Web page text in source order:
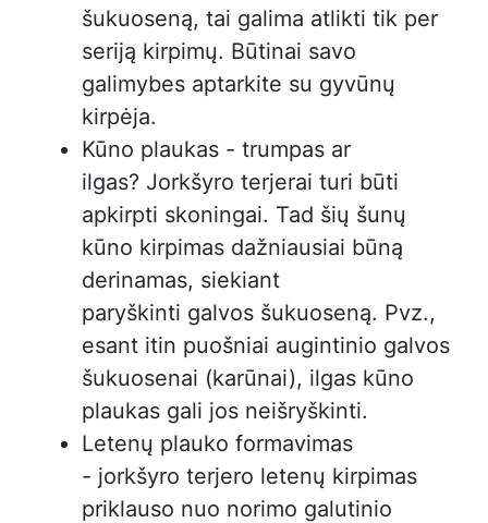
šukuoseną, tai galima atlikti tik per
seriją kirpimų. Būtinai savo
galimybes aptarkite su gyvūnų
kirpėja.
Kūno plaukas - trumpas ar
ilgas? Jorkšyro terjerai turi būti
apkirpti skoningai. Tad šių šunų
kūno kirpimas dažniausiai būną
derinamas, siekiant
paryškinti galvos šukuoseną. Pvz.,
esant itin puošniai augintinio galvos
šukuosenai (karūnai), ilgas kūno
plaukas gali jos neišryškinti.
Letenų plauko formavimas
- jorkšyro terjero letenų kirpimas
priklauso nuo norimo galutinio